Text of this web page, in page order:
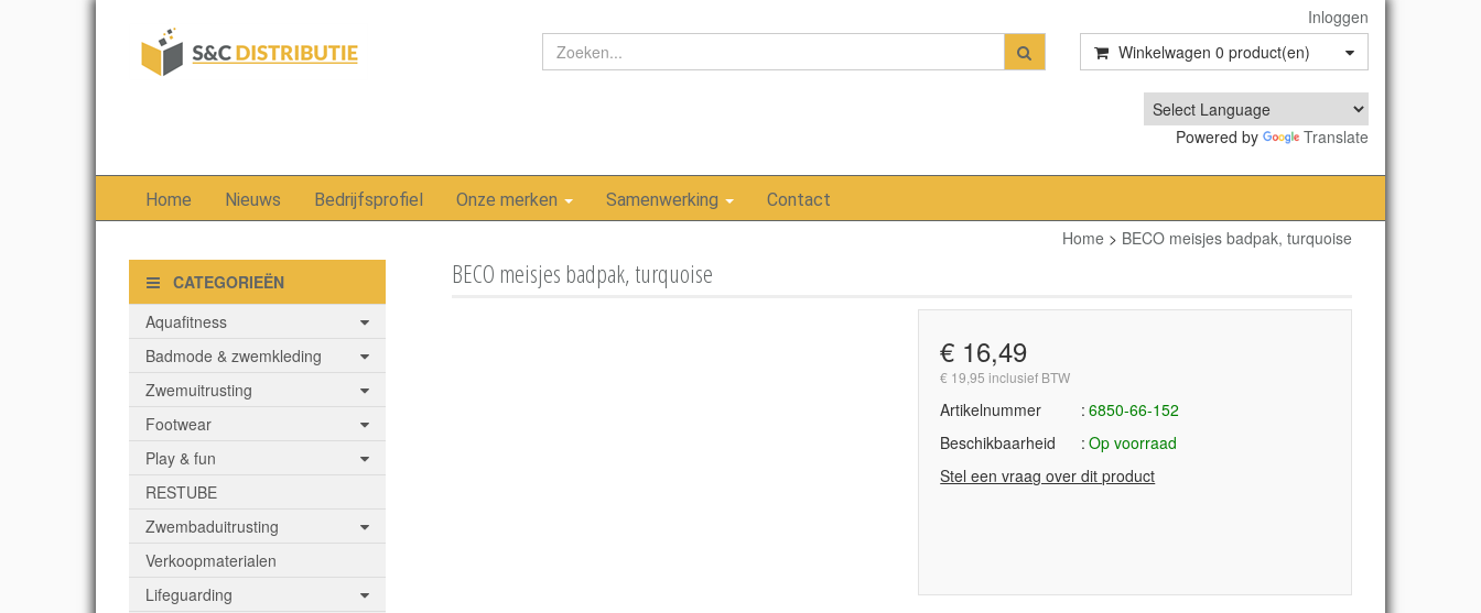
Inloggen
Winkelwagen 0 product(en)
Powered by Translate
Home Nieuws Bedrijfsprofiel Onze merken Samenwerking Contact
Home > BECO meisjes badpak, turquoise
CATEGORIEËN
Aquafitness
Badmode & zwemkleding
Zwemuitrusting
Footwear
Play & fun
RESTUBE
Zwembaduitrusting
Verkoopmaterialen
Lifeguarding
BECO meisjes badpak, turquoise
€ 16,49
€ 19,95 inclusief BTW
Artikelnummer
6850-66-152
Beschikbaarheid
Op voorraad
Stel een vraag over dit product